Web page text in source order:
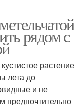
рядом с
растение
лета до
и не
предпочтительно